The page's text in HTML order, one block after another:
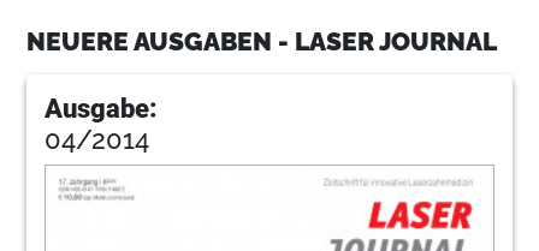
26Nessler
28Kriens
NEUERE AUSGABEN - LASER JOURNAL
Ausgabe:
04/2014